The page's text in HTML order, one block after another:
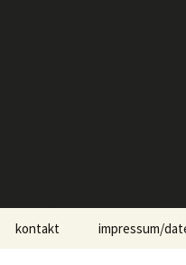
kontakt impressum/